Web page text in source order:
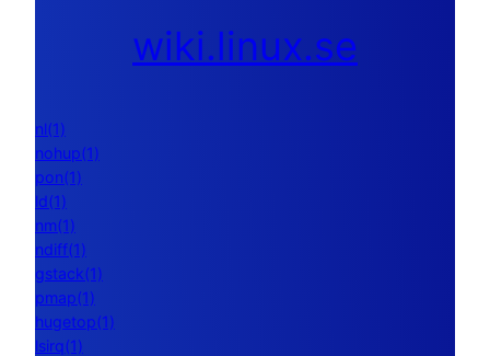
wiki.linux.se
nl(1)
nohup(1)
pon(1)
ld(1)
nm(1)
ndiff(1)
gstack(1)
pmap(1)
hugetop(1)
lsirq(1)